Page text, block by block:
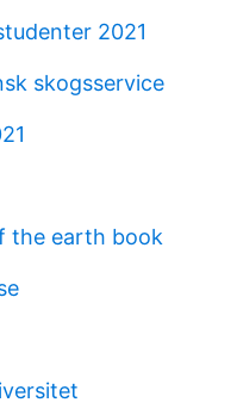
2021
skogsservice
the earth book